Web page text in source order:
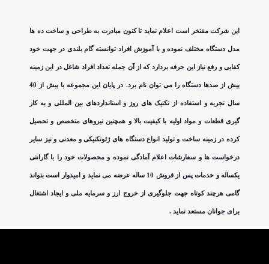
این شرکت مفتخر است اعلام نماید تا کنون مبادرت به طراحی و ساخت ده ها
مدل دستگاه مختلف نموده و با آموزش افراد توانسته گام بلندی در جهت خود
کفایی و رفع نیاز این حرفه بردارد که از آن جمله تعداد افراد شاغل در این زمینه
بیش از صدها دستگاه را می توان نام برد. در پایان این مجموعه با بیش از 40
سال تجربه و استفاده از تکنیک های روز و استانداردهای بین المللی و به کار
گیری قطعات و مواد اولیه با کیفیت بالا و همچنین نیروهای متخصص و تحصیل
کرده در زمینه ساخت و تولید انواع دستگاه های ژئوتکنیکی و معدنی و نیز سایر
درخواست ها و سفارشات اعلام آمادگی نموده و محصولات خود را با گارانتی
یکساله و خدمات پس از فروش 10 ساله عرضه می نماید و امیدوار است بتواند
گامی هرچند کوتاه جهت جلوگیری از خروج ارز و سرمایه ملی و ایجاد اشتغال
برای جوانان مستعد نماید .